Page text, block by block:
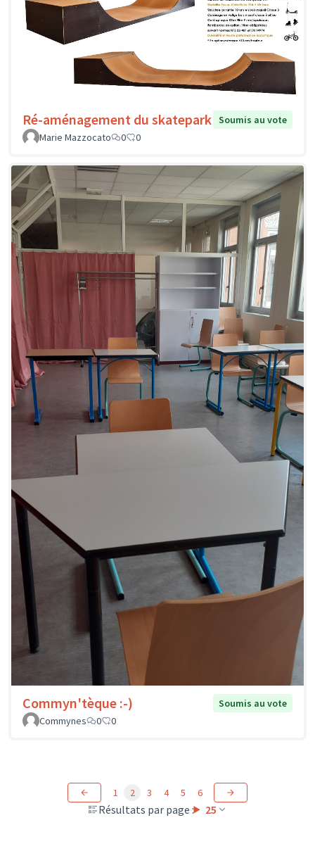
Ré-aménagement du skatepark Soumis au vote
Marie Mazzocato
0 0
Commyn'tèque :-)
Soumis au vote
Commynes
0 0
Résultats par page : 25
1 2 3 4 5 6